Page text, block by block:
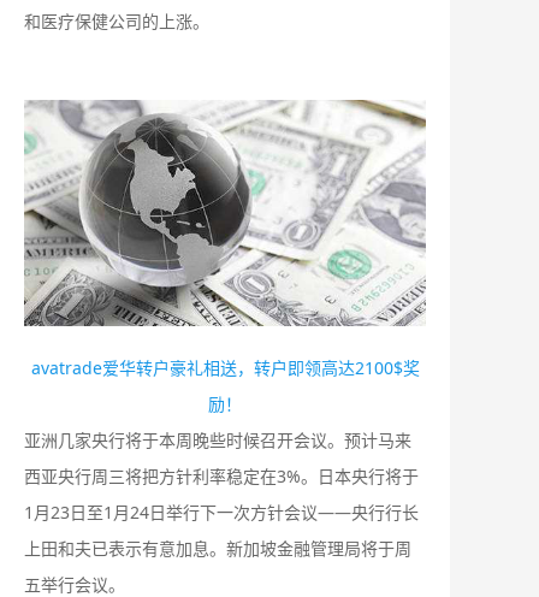
和医疗保健公司的上涨。
avatrade爱华转户豪礼相送，转户即领高达2100$奖
励！
亚洲几家央行将于本周晚些时候召开会议。预计马来
西亚央行周三将把方针利率稳定在3%。日本央行将于
1月23日至1月24日举行下一次方针会议——央行行长
上田和夫已表示有意加息。新加坡金融管理局将于周
五举行会议。